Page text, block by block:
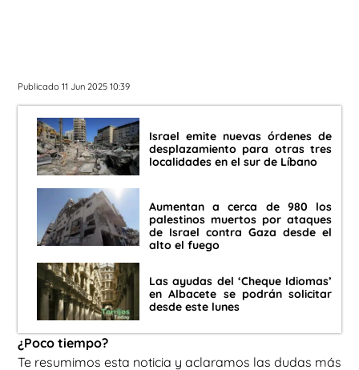
Publicado 11 Jun 2025 10:39
Israel emite nuevas órdenes de
desplazamiento para otras tres
localidades en el sur de Líbano
Aumentan a cerca de 980 los
palestinos muertos por ataques
de Israel contra Gaza desde el
alto el fuego
Las ayudas del ‘Cheque Idiomas’
en Albacete se podrán solicitar
desde este lunes
¿Poco tiempo?
Te resumimos esta noticia y aclaramos las dudas más